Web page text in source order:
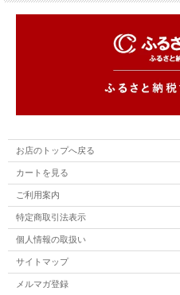
お店のトップへ戻る
カートを見る
ご利用案内
特定商取引法表示
個人情報の取扱い
サイトマップ
メルマガ登録